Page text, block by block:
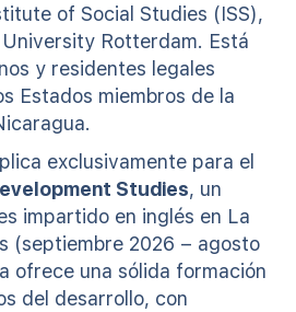
of Social Studies (ISS),
Rotterdam. Está
y residentes legales
Estados miembros de la
exclusivamente para el
Studies, un
impartido en inglés en La
(septiembre 2026 – agosto
ofrece una sólida formación
del desarrollo, con